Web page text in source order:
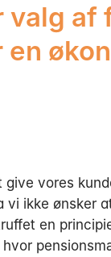
af
give vores
vi ikke ønsker
en